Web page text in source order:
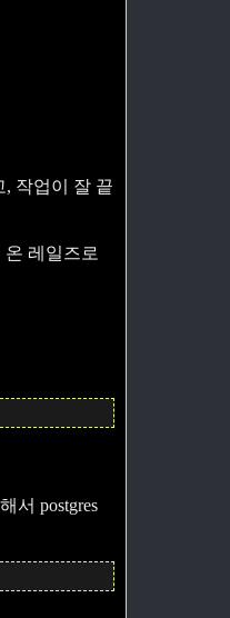
, 작업이 잘 끝
레일즈로
서 postgres